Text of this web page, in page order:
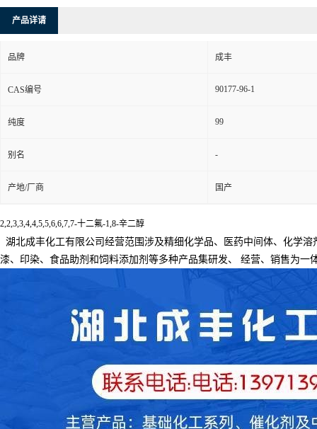
产品详请
品牌 成丰
CAS编号 90177-96-1
纯度 99
别名 -
产地/厂商 国产
2,2,3,3,4,4,5,5,6,6,7,7-十二氟-1,8-辛二醇
湖北成丰化工有限公司经营范围涉及精细化学品、医药中间体、化学
漆、印染、食品助剂和饲料添加剂等多种产品集研发、
经营、销售为一